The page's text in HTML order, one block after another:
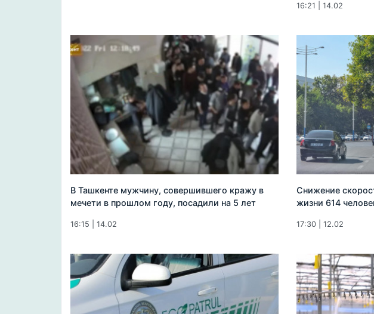
16:21 | 14.02
В Ташкенте мужчину, совершившего кражу в
мечети в прошлом году, посадили на 5 лет
16:15 | 14.02
Снижение
жизни 614
17:30 | 12.02